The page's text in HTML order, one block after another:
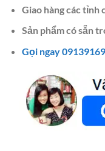
Giao hàng các tỉnh
Sản phẩm có sẵn
Gọi ngay